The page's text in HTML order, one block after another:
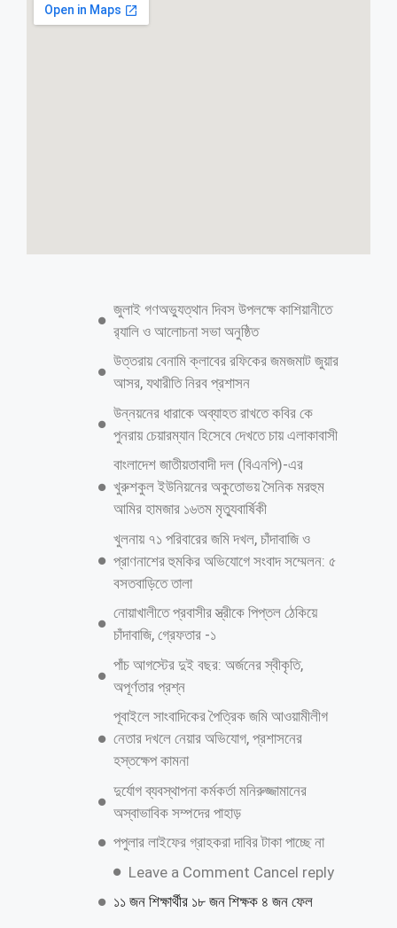
রকি পাটওয়ারী: রাজধানীর খিলক্ষেত এলাকায় ব্রডব্যান্ড ইন্টারনেট কোম্পানি এস এ
ডট নেট এর যৌথ মালিকানায় ব্যবসা শুরু করেন শফিকুল ইসলাম ও মো
আশরাফুল,০১-০১-২০২১ ইং তারিখে তিনশত টাকা স্ট্যাম্পে লিখিত চুক্তি অনুযায়ী
পাঁচ লক্ষ টাকা করে উভয়ের ১০ লক্ষ টাকা পুজি নিয়ে অংশীদারি ব্যবসা শুরু
করেন। মাস শেষে চুক্তি অনুযায়ী ৫০% লভ্যাংশ ও প্রতিষ্ঠানের আয় ব্যায় হিসাব
দেওয়ার কথা থাকলে ও চুক্তি ভঙ্গ করেন শফিকুল, এমনকি যৌথ ব্যবসার সাক্ষরীত
স্ট্যাম্পের কপি চাইলে নানান টালবাহানা করে সাক্ষরীত স্ট্যাম্পের কপি না দিয়ে,
তৎকালীন আওয়ামী লীগের প্রভাব খাটিয়ে আশরাফুল ইসলাম কে বিভিন্ন ভাবে ভয়
ভীতি প্রদর্শন করে ১১-০৪-২০২১ ইং তারিখে খিলক্ষেত থানা আওয়ামী লীগের প্রচার
সম্পাদক সায়েম দর্জী জোর পূর্বক ৩০০ টাকা স্ট্যাম্পে সাক্ষর করে নেয়,সেখানে
উল্ল্যেখ থাকে এক লক্ষ বিশ হাজার টাকা আশরাফুল
জুলাই গণঅভ্যুত্থান দিবস উপলক্ষে কাশিয়ানীতে